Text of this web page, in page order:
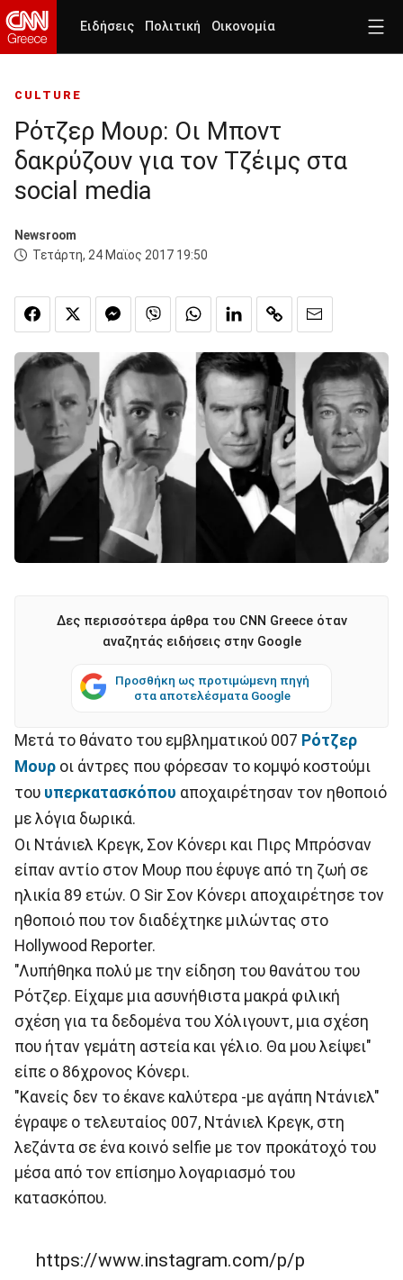
Ειδήσεις Πολιτική Οικονομία
CULTURE
Ρότζερ Μουρ: Οι Μποντ
δακρύζουν για τον Τζέιμς στα
social media
Newsroom
Τετάρτη, 24 Μαϊος 2017 19:50
Δες περισσότερα άρθρα του CNN Greece όταν
αναζητάς ειδήσεις στην Google
Προσθήκη ως προτιμώμενη πηγή
στα αποτελέσματα Google
Μετά το θάνατο του εμβληματικού 007 Ρότζερ
Μουρ οι άντρες που φόρεσαν το κομψό κοστούμι
του υπερκατασκόπου αποχαιρέτησαν τον ηθοποιό
με λόγια δωρικά.
Οι Ντάνιελ Κρεγκ, Σον Κόνερι και Πιρς Μπρόσναν
είπαν αντίο στον Μουρ που έφυγε από τη ζωή σε
ηλικία 89 ετών. Ο Sir Σον Κόνερι αποχαιρέτησε τον
ηθοποιό που τον διαδέχτηκε μιλώντας στο
Hollywood Reporter.
"Λυπήθηκα πολύ με την είδηση του θανάτου του
Ρότζερ. Είχαμε μια ασυνήθιστα μακρά φιλική
σχέση για τα δεδομένα του Χόλιγουντ, μια σχέση
που ήταν γεμάτη αστεία και γέλιο. Θα μου λείψει"
είπε ο 86χρονος Κόνερι.
"Κανείς δεν το έκανε καλύτερα -με αγάπη Ντάνιελ"
έγραψε ο τελευταίος 007, Ντάνιελ Κρεγκ, στη
λεζάντα σε ένα κοινό selfie με τον προκάτοχό του
μέσα από τον επίσημο λογαριασμό του
κατασκόπου.
https://www.instagram.com/p/p